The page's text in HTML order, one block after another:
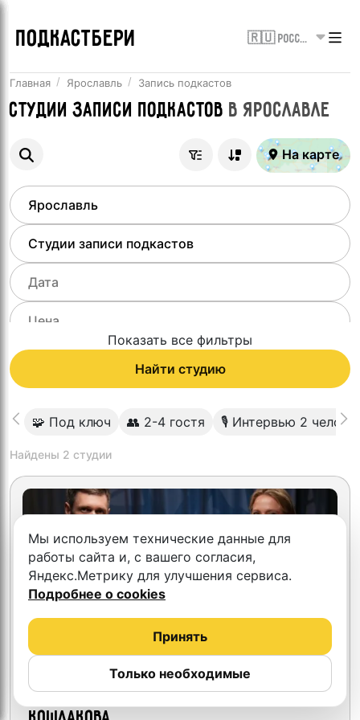
ПОДКАСТБЕРИ 🇷🇺 Россия
Главная Ярославль Запись подкастов
Студии записи подкастов в Ярославле
На карте
Показать все фильтры
Найти студию
🧩 Под ключ 👥 2-4 гостя 🎙 Интервью 2
Найдены 2 студии
Студия контента Петра
5.0
Мы используем технические данные для
работы сайта и, с вашего согласия,
Яндекс.Метрику для улучшения сервиса.
Подробнее о cookies
Только необходимые
Принять